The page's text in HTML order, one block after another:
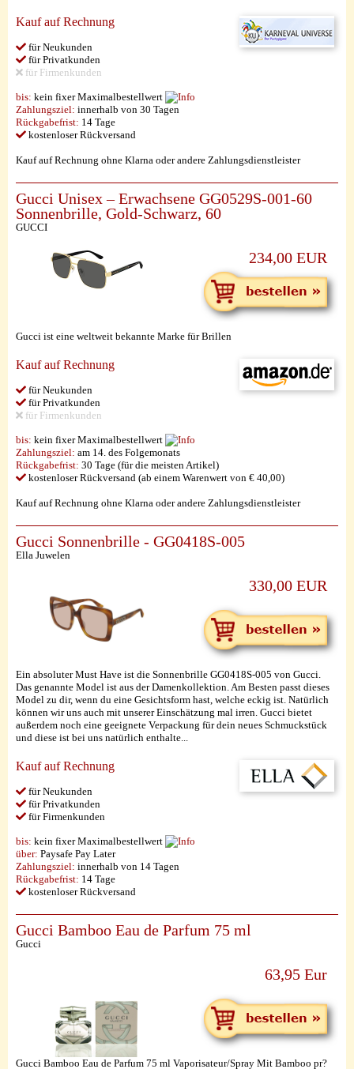
Kauf auf Rechnung
für Neukunden
für Privatkunden
für Firmenkunden
bis: kein fixer Maximalbestellwert
Zahlungsziel: innerhalb von 30 Tagen
Rückgabefrist: 14 Tage
kostenloser Rückversand
Kauf auf Rechnung ohne Klarna oder andere Zahlungsdienstleister
Gucci Unisex – Erwachsene GG0529S-001-60
Sonnenbrille, Gold-Schwarz, 60
GUCCI
234,00 EUR
Gucci ist eine weltweit bekannte Marke für Brillen
Kauf auf Rechnung
für Neukunden
für Privatkunden
für Firmenkunden
bis: kein fixer Maximalbestellwert
Zahlungsziel: am 14. des Folgemonats
Rückgabefrist: 30 Tage (für die meisten Artikel)
kostenloser Rückversand (ab einem Warenwert von € 40,00)
Kauf auf Rechnung ohne Klarna oder andere Zahlungsdienstleister
Gucci Sonnenbrille - GG0418S-005
Ella Juwelen
330,00 EUR
Ein absoluter Must Have ist die Sonnenbrille GG0418S-005 von Gucci.
Das genannte Model ist aus der Damenkollektion. Am Besten passt dieses
Model zu dir, wenn du eine Gesichtsform hast, welche eckig ist. Natürlich
können wir uns auch mit unserer Einschätzung mal irren. Gucci bietet
außerdem noch eine geeignete Verpackung für dein neues Schmuckstück
und diese ist bei uns natürlich enthalte...
Kauf auf Rechnung
für Neukunden
für Privatkunden
für Firmenkunden
bis: kein fixer Maximalbestellwert
über: Paysafe Pay Later
Zahlungsziel: innerhalb von 14 Tagen
Rückgabefrist: 14 Tage
kostenloser Rückversand
Gucci Bamboo Eau de Parfum 75 ml
Gucci
63,95 Eur
Gucci Bamboo Eau de Parfum 75 ml Vaporisateur/Spray Mit Bamboo pr?